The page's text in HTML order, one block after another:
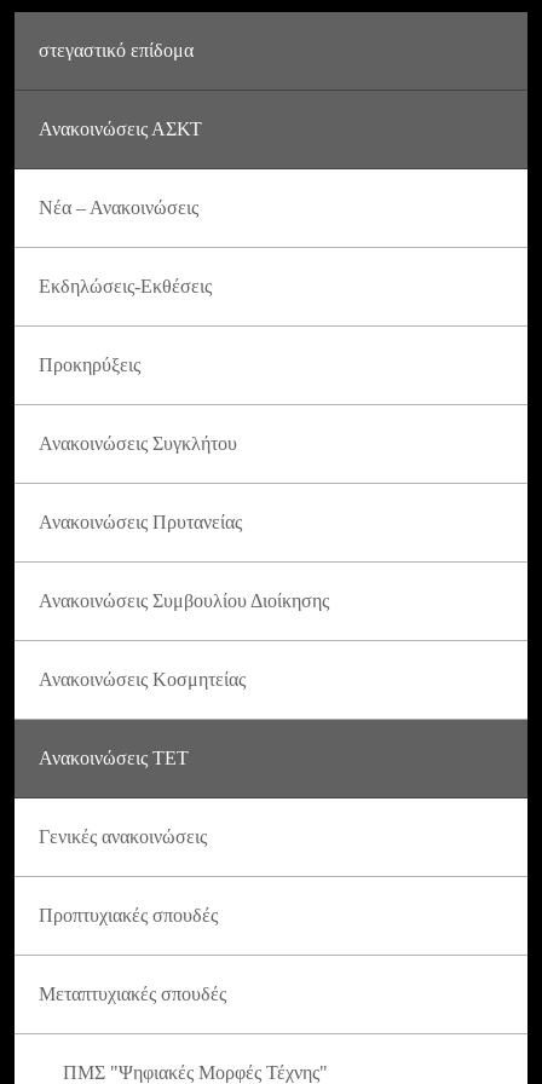
στεγαστικό επίδομα
Ανακοινώσεις ΑΣΚΤ
Νέα – Ανακοινώσεις
Εκδηλώσεις-Εκθέσεις
Προκηρύξεις
Ανακοινώσεις Συγκλήτου
Ανακοινώσεις Πρυτανείας
Ανακοινώσεις Συμβουλίου Διοίκησης
Ανακοινώσεις Κοσμητείας
Ανακοινώσεις ΤΕΤ
Γενικές ανακοινώσεις
Προπτυχιακές σπουδές
Μεταπτυχιακές σπουδές
ΠΜΣ "Ψηφιακές Μορφές Τέχνης"